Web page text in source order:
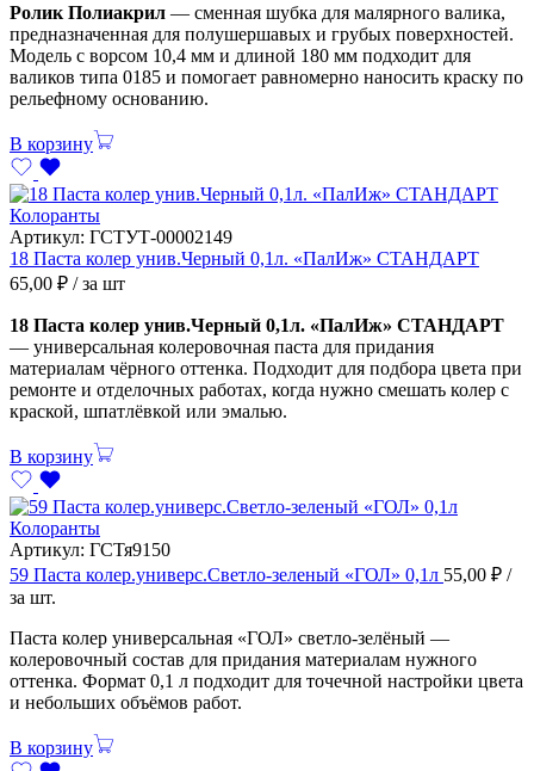
Ролик Полиакрил — сменная шубка для малярного валика,
предназначенная для полушершавых и грубых поверхностей.
Модель с ворсом 10,4 мм и длиной 180 мм подходит для
валиков типа 0185 и помогает равномерно наносить краску по
рельефному основанию.
В корзину
Колоранты
Артикул: ГСТУТ-00002149
18 Паста колер унив.Черный 0,1л. «ПалИж» СТАНДАРТ
65,00 ₽ / за шт
18 Паста колер унив.Черный 0,1л. «ПалИж» СТАНДАРТ
— универсальная колеровочная паста для придания
материалам чёрного оттенка. Подходит для подбора цвета при
ремонте и отделочных работах, когда нужно смешать колер с
краской, шпатлёвкой или эмалью.
В корзину
Колоранты
Артикул: ГСТя9150
59 Паста колер.универс.Светло-зеленый «ГОЛ» 0,1л 55,00 ₽ /
за шт.
Паста колер универсальная «ГОЛ» светло-зелёный —
колеровочный состав для придания материалам нужного
оттенка. Формат 0,1 л подходит для точечной настройки цвета
и небольших объёмов работ.
В корзину